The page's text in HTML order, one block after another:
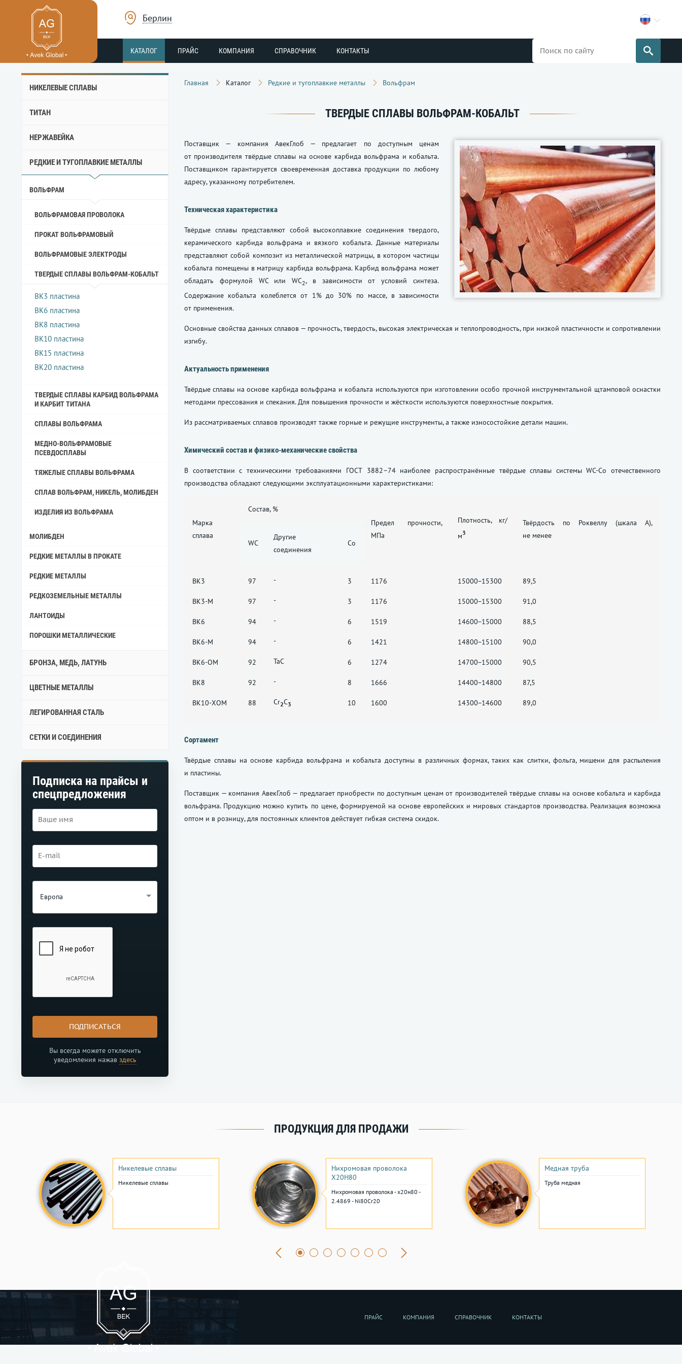
Берлин
КАТАЛОГ ПРАЙС КОМПАНИЯ СПРАВОЧНИК КОНТАКТЫ
НИКЕЛЕВЫЕ СПЛАВЫ
ТИТАН
НЕРЖАВЕЙКА
РЕДКИЕ И ТУГОПЛАВКИЕ МЕТАЛЛЫ
ВОЛЬФРАМ
ВОЛЬФРАМОВАЯ ПРОВОЛОКА
ПРОКАТ ВОЛЬФРАМОВЫЙ
ВОЛЬФРАМОВЫЕ ЭЛЕКТРОДЫ
ТВЕРДЫЕ СПЛАВЫ ВОЛЬФРАМ-КОБАЛЬТ
ВК3 пластина
ВК6 пластина
ВК8 пластина
ВК10 пластина
ВК15 пластина
ВК20 пластина
ТВЕРДЫЕ СПЛАВЫ КАРБИД ВОЛЬФРАМА
И КАРБИТ ТИТАНА
СПЛАВЫ ВОЛЬФРАМА
МЕДНО-ВОЛЬФРАМОВЫЕ
ПСЕВДОСПЛАВЫ
ТЯЖЕЛЫЕ СПЛАВЫ ВОЛЬФРАМА
СПЛАВ ВОЛЬФРАМ, НИКЕЛЬ, МОЛИБДЕН
ИЗДЕЛИЯ ИЗ ВОЛЬФРАМА
МОЛИБДЕН
РЕДКИЕ МЕТАЛЛЫ В ПРОКАТЕ
РЕДКИЕ МЕТАЛЛЫ
РЕДКОЗЕМЕЛЬНЫЕ МЕТАЛЛЫ
ЛАНТОИДЫ
ПОРОШКИ МЕТАЛЛИЧЕСКИЕ
БРОНЗА, МЕДЬ, ЛАТУНЬ
ЦВЕТНЫЕ МЕТАЛЛЫ
ЛЕГИРОВАННАЯ СТАЛЬ
СЕТКИ И СОЕДИНЕНИЯ
Подписка на прайсы и
спецпредложения
Европа
ПОДПИСАТЬСЯ
Вы всегда можете отключить
уведомления нажав здесь
Главная Каталог Редкие и тугоплавкие металлы Вольфрам
ТВЕРДЫЕ СПЛАВЫ ВОЛЬФРАМ-КОБАЛЬТ
Поставщик — компания АвекГлоб — предлагает по доступным ценам
от производителя твёрдые сплавы на основе карбида вольфрама и кобальта.
Поставщиком гарантируется своевременная доставка продукции по любому
адресу, указанному потребителем.
Техническая характеристика
Твёрдые сплавы представляют собой высокоплавкие соединения твердого,
керамического карбида вольфрама и вязкого кобальта. Данные материалы
представляют собой композит из металлической матрицы, в котором частицы
кобальта помещены в матрицу карбида вольфрама. Карбид вольфрама может
обладать формулой WC или WC2, в зависимости от условий синтеза.
Содержание кобальта колеблется от 1% до 30% по массе, в зависимости
от применения.
Основные свойства данных сплавов — прочность, твердость, высокая электрическая и теплопроводность, при низкой пластичности и сопротивлении
изгибу.
Актуальность применения
Твёрдые сплавы на основе карбида вольфрама и кобальта используются при изготовлении особо прочной инструментальной щтамповой оснастки
методами прессования и спекания. Для повышения прочности и жёсткости используются поверхностные покрытия.
Из рассматриваемых сплавов производят также горные и режущие инструменты, а также износостойкие детали машин.
Химический состав и физико-механические свойства
В соответствии с техническими требованиями ГОСТ 3882–74наиболее распространённые твёрдые сплавы системы WC-Co отечественного
производства обладают следующими эксплуатационными характеристиками:
Марка
сплава
Состав, %
Предел прочности,
МПа
Плотность, кг/
м3
Твёрдость по Роквеллу (шкала A),
не менее
WC
Другие
соединения
Co
ВК3
ВК3-М
ВК6
ВК6-М
ВК6-ОМ
ВК8
ВК10-ХОМ
97
97
94
94
92
92
88
-
-
-
-
ТаС
-
Сr2C3
3
3
6
6
6
8
10
1176
1176
1519
1421
1274
1666
1600
15000−15300
15000−15300
14600−15000
14800−15100
14700−15000
14400−14800
14300−14600
89,5
91,0
88,5
90,0
90,5
87,5
89,0
Сортамент
Твёрдые сплавы на основе карбида вольфрама и кобальта доступны в различных формах, таких как слитки, фольга, мишени для распыления
и пластины.
Поставщик — компания АвекГлоб — предлагает приобрести по доступным ценам от производителей твёрдые сплавы на основе кобальта и карбида
вольфрама. Продукцию можно купить по цене, формируемой на основе европейских и мировых стандартов производства. Реализация возможна
оптом и в розницу, для постоянных клиентов действует гибкая система скидок.
ПРОДУКЦИЯ ДЛЯ ПРОДАЖИ
Никелевые сплавы
Никелевые сплавы
Нихромовая проволока
Х20Н80
Нихромовая проволока - х20н80 -
2.4869 - Ni80Cr20
Медная труба
Труба медная
ПРАЙС КОМПАНИЯ СПРАВОЧНИК КОНТАКТЫ